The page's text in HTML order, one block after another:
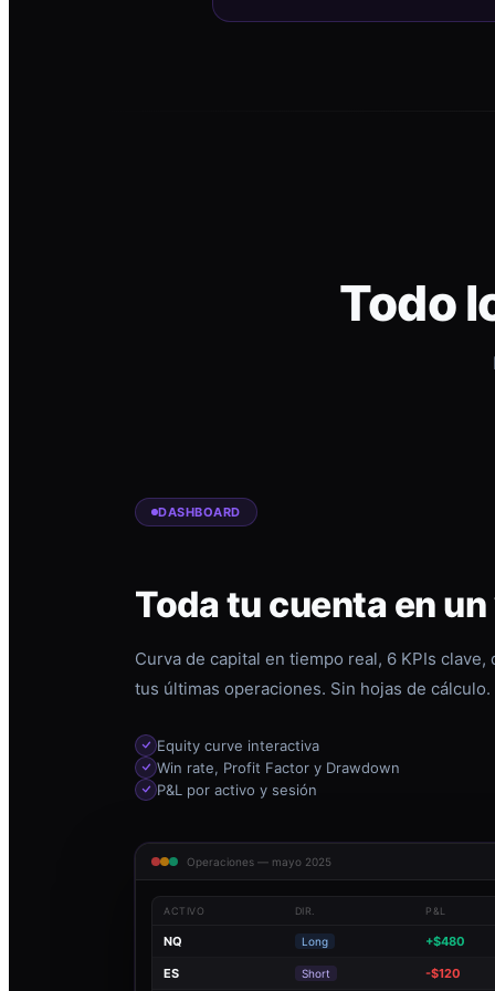
Todo
DASHBOARD
Toda tu cuenta en
Curva de capital en tiempo real, 6 KPIs
tus últimas operaciones. Sin hojas de cálculo.
Equity curve interactiva
Win rate, Profit Factor y Drawdown
P&L por activo y sesión
Operaciones — mayo 2025
ACTIVO DIR. P&L
NQ Long +$480
ES Short -$120